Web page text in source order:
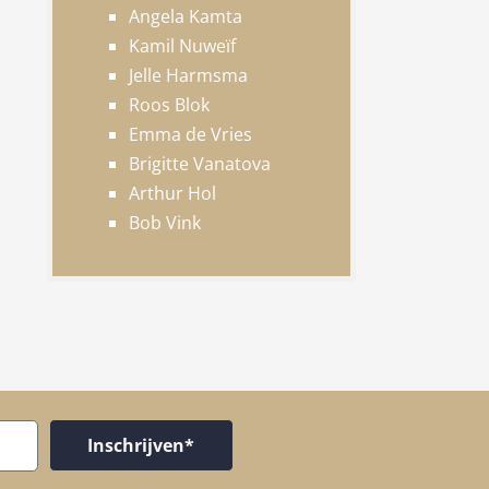
Angela Kamta
Kamil Nuweïf
Jelle Harmsma
Roos Blok
Emma de Vries
Brigitte Vanatova
Arthur Hol
Bob Vink
Inschrijven*